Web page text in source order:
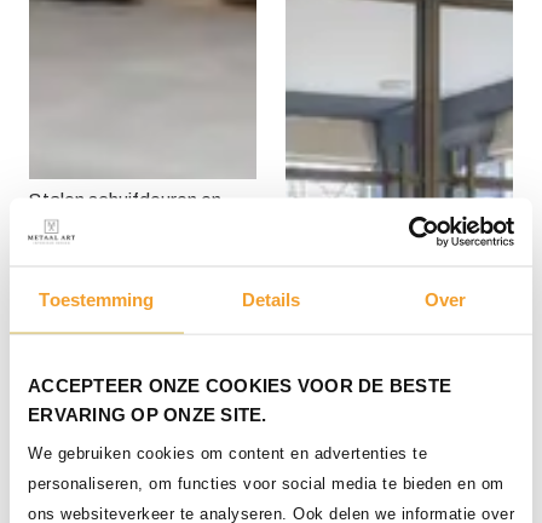
Toestemming Details Over
ACCEPTEER ONZE COOKIES VOOR DE BESTE
ERVARING OP ONZE SITE.
We gebruiken cookies om content en advertenties te
personaliseren, om functies voor social media te bieden en om
ons websiteverkeer te analyseren. Ook delen we informatie over
Stalen schuifdeuren en
vaste panelen